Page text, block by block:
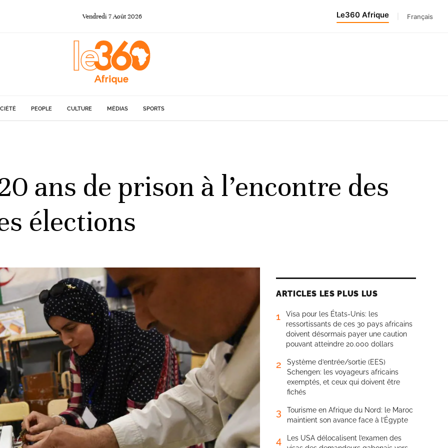
Vendredi 7Août 2026 Le360 Afrique Français
PEOPLE CULTURE MÉDIAS SPORTS
ans de prison à l’encontre des
élections
ARTICLES LES PLUS LUS
1
Visa pour les États-Unis: les
ressortissants de ces 30 pays africains
doivent désormais payer une caution
pouvant atteindre 20.000 dollars
2
Système d’entrée/sortie (EES)
Schengen: les voyageurs africains
exemptés, et ceux qui doivent être
fichés
3
Tourisme en Afrique du Nord: le Maroc
maintient son avance face à l’Égypte
4
Les USA délocalisent l’examen des